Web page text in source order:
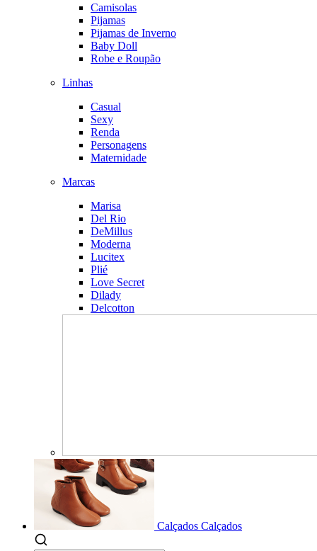
Camisolas
Pijamas
Pijamas de Inverno
Baby Doll
Robe e Roupão
Linhas
Casual
Sexy
Renda
Personagens
Maternidade
Marcas
Marisa
Del Rio
DeMillus
Moderna
Lucitex
Plié
Love Secret
Dilady
Delcotton
Calçados Calçados